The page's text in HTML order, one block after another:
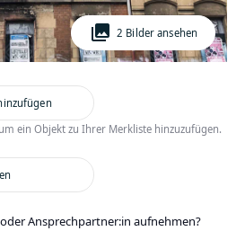
photo_library 2 Bilder ansehen
ein Objekt zu Ihrer Merkliste hinzuzufügen.
Ansprechpartner:in aufnehmen?